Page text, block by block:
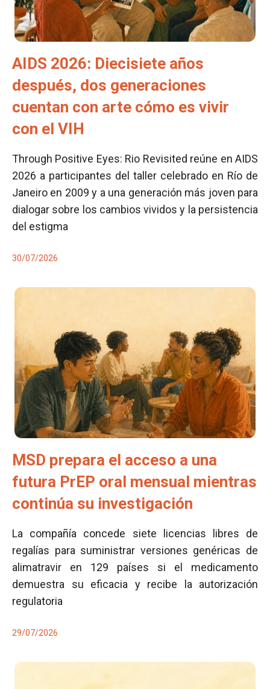
AIDS 2026: Diecisiete años
después, dos generaciones
cuentan con arte cómo es vivir
con el VIH
Through Positive Eyes: Rio Revisited reúne en AIDS
2026 a participantes del taller celebrado en Río de
Janeiro en 2009 y a una generación más joven para
dialogar sobre los cambios vividos y la persistencia
del estigma
30/07/2026
MSD prepara el acceso a una
futura PrEP oral mensual mientras
continúa su investigación
La compañía concede siete licencias libres de
regalías para suministrar versiones genéricas de
alimatravir en 129 países si el medicamento
demuestra su eficacia y recibe la autorización
regulatoria
29/07/2026